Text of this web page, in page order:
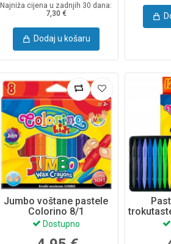
Najniža cijena u zadnjih 30 dana:
7,30 €
Dodaj u košaru
Jumbo voštane pastele
Colorino 8/1
Dostupno